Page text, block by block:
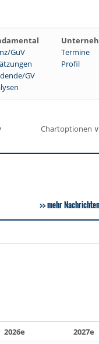
GuV Termine
Profil
GV
Chartoptionen ∨
mehr Nachrichten
2026e
2027e